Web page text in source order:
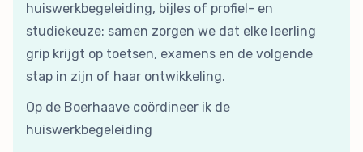
huiswerkbegeleiding, bijles of profiel- en
studiekeuze: samen zorgen we dat elke leerling
grip krijgt op toetsen, examens en de volgende
stap in zijn of haar ontwikkeling.
Op de Boerhaave coördineer ik de
huiswerkbegeleiding